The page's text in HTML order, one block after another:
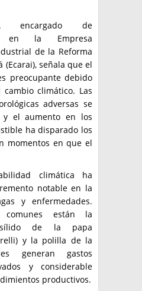
encargado de
en la Empresa
de la Reforma
señala que el
preocupante debido
climático. Las
adversas se
y el aumento en los
ha disparado los
momentos en que el
climática ha
notable en la
y enfermedades.
están la
de la papa
y la polilla de la
generan gastos
y considerable
productivos.